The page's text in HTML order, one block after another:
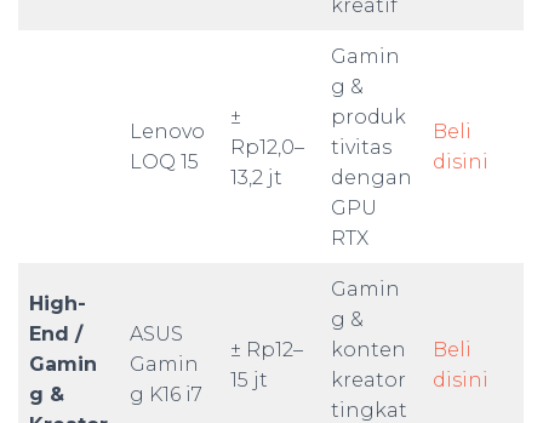
kreatif
Lenovo
LOQ 15
±
Rp12,0–
13,2 jt
Gamin
g &
produk
tivitas
dengan
GPU
RTX
Beli
disini
High-
End /
Gamin
g &
ASUS
Gamin
g K16 i7
± Rp12–
15 jt
Gamin
g &
konten
kreator
tingkat
Beli
disini